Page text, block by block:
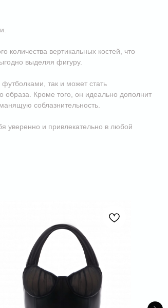
количества вертикальных костей, что
выделяя фигуру.
футболками, так и может стать
образа. Кроме того, он идеально дополнит
соблазнительность.
уверенно и привлекательно в любой